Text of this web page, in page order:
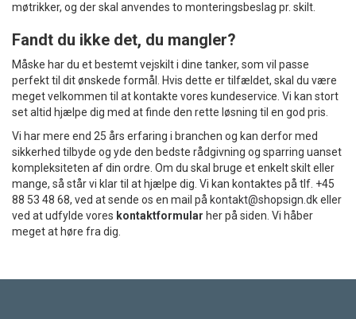
møtrikker, og der skal anvendes to monteringsbeslag pr. skilt.
Fandt du ikke det, du mangler?
Måske har du et bestemt vejskilt i dine tanker, som vil passe
perfekt til dit ønskede formål. Hvis dette er tilfældet, skal du være
meget velkommen til at kontakte vores kundeservice. Vi kan stort
set altid hjælpe dig med at finde den rette løsning til en god pris.
Vi har mere end 25 års erfaring i branchen og kan derfor med
sikkerhed tilbyde og yde den bedste rådgivning og sparring uanset
kompleksiteten af din ordre. Om du skal bruge et enkelt skilt eller
mange, så står vi klar til at hjælpe dig. Vi kan kontaktes på tlf. +45
88 53 48 68, ved at sende os en mail på kontakt@shopsign.dkeller
ved at udfylde vores kontaktformular her på siden. Vi håber
meget at høre fra dig.